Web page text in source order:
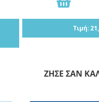
Τιμή:
ΖΗΣΕ ΣΑΝ